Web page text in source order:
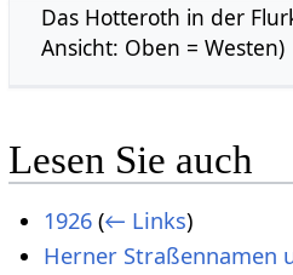
Das Hotteroth in der
Ansicht: Oben = Westen)
Lesen Sie auch
1926 (← Links)
Herner Straßennamen